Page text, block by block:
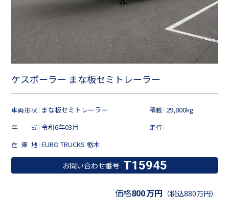
ケスボーラー まな板セミトレーラー
車両形状 まな板セミトレーラー 積載 29,800kg
年式 令和6年03月
走行
在庫地 EURO TRUCKS 栃木
お問い合わせ番号 T15945
価格800万円 （税込880万円）